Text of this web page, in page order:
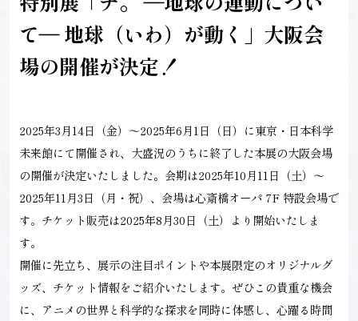
て― 地球（いわ）が動く」大阪会
場の開催が決定！
2025年3月14日（金）～2025年6月1日（日）に東京・日本科学
未来館にて開催され、大盛況のうちに終了した本展の大阪会場
の開催が決定いたしました。会期は2025年10月11日（土）～
2025年11月3日（月・祝）、会場は心斎橋オーパ 7F 特設会場で
す。チケット販売は2025年8月30日（土）より開始いたしま
す。
開催に先立ち、展示の注目ポイントや本展限定のオリジナルグ
ッズ、チケット情報をご紹介いたします。ぜひこの貴重な機会
に、アニメの世界と科学的な探求を同時に体感し、心躍る時間